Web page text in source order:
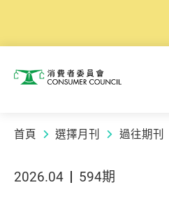
消費者委員會
首頁 選擇月刊 過往期刊
2026.04 594期